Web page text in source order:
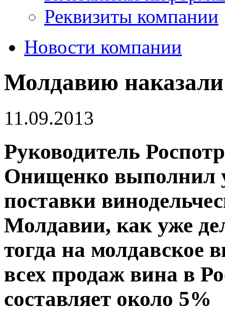
Реквизиты компании
Новости компании
Молдавию
11.09.2013
Руководитель
Онищенко выполнил
поставки
Молдавии, как уже
тогда на молдавское
всех продаж вина в
составляет около 5%